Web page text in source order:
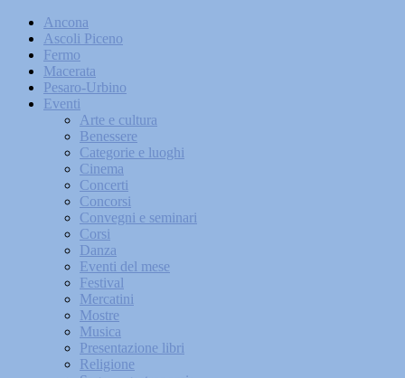
Ancona
Ascoli Piceno
Fermo
Macerata
Pesaro-Urbino
Eventi
Arte e cultura
Benessere
Categorie e luoghi
Cinema
Concerti
Concorsi
Convegni e seminari
Corsi
Danza
Eventi del mese
Festival
Mercatini
Mostre
Musica
Presentazione libri
Religione